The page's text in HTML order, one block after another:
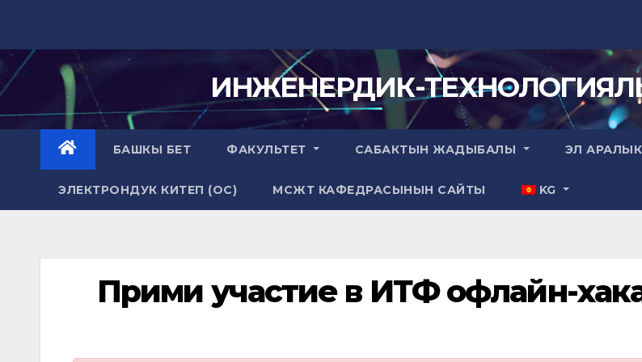
content
ИНЖЕНЕРДИК-
БАШКЫ БЕТ ФАКУЛЬТЕТ САБАКТЫН ЖАДЫБАЛЫ ЭЛ
ЭЛЕКТРОНДУК КИТЕП (ОС) МСЖТ КАФЕДРАСЫНЫН САЙТЫ KG
Прими участие в ИТФ офлайн-